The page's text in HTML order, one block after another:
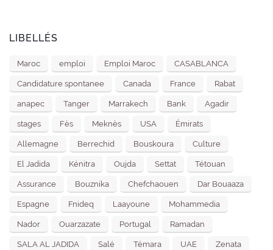
LIBELLÉS
Maroc emploi Emploi Maroc CASABLANCA
Candidature spontanee Canada France Rabat
anapec Tanger Marrakech Bank Agadir
stages Fès Meknès USA Émirats
Allemagne Berrechid Bouskoura Culture
El Jadida Kénitra Oujda Settat Tétouan
Assurance Bouznika Chefchaouen Dar Bouaaza
Espagne Fnideq Laayoune Mohammedia
Nador Ouarzazate Portugal Ramadan
SALA AL JADIDA Salé Témara UAE Zenata